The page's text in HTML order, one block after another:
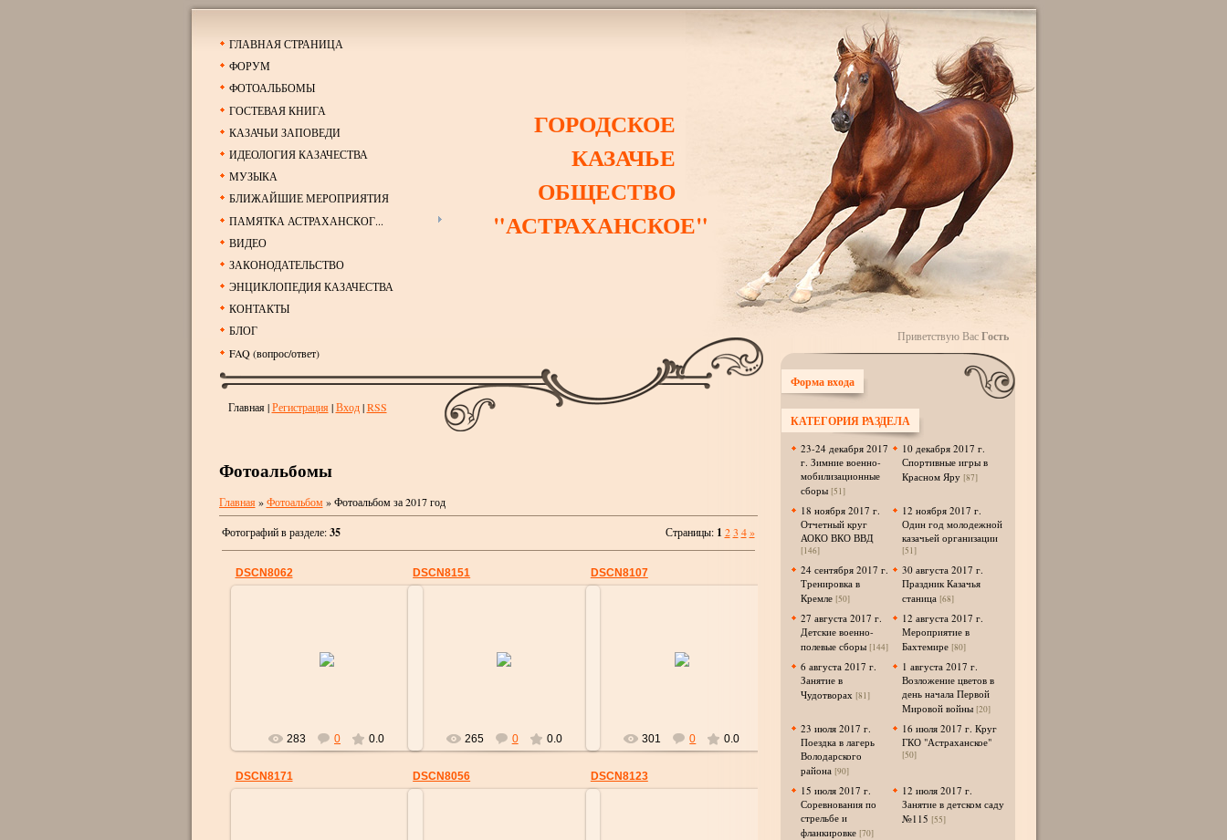
ГЛАВНАЯ СТРАНИЦА
ФОРУМ
ФОТОАЛЬБОМЫ
ГОСТЕВАЯ КНИГА
КАЗАЧЬИ ЗАПОВЕДИ
ИДЕОЛОГИЯ КАЗАЧЕСТВА
МУЗЫКА
БЛИЖАЙШИЕ МЕРОПРИЯТИЯ
ПАМЯТКА АСТРАХАНСКОГ...
ВИДЕО
ЗАКОНОДАТЕЛЬСТВО
ЭНЦИКЛОПЕДИЯ КАЗАЧЕСТВА
КОНТАКТЫ
БЛОГ
FAQ (вопрос/ответ)
ГОРОДСКОЕ
КАЗАЧЬЕ
ОБЩЕСТВО
"АСТРАХАНСКОЕ"
Главная|Регистрация |Вход|RSS
Фотоальбомы
Главная »Фотоальбом» Фотоальбом за 2017 год
Фотографий в разделе:35 Страницы: 1 2 3 4 »
DSCN8062
283 0 0.0
DSCN8151
265 0 0.0
DSCN8107
301 0 0.0
DSCN8171 DSCN8056 DSCN8123
Приветствую Вас Гость
Форма входа
КАТЕГОРИЯ РАЗДЕЛА
23-24 декабря 2017
г. Зимние военно-
мобилизационные
сборы [51]
10 декабря 2017 г.
Спортивные игры в
Красном Яру [87]
18 ноября 2017 г.
Отчетный круг
АОКО ВКО ВВД
[146]
12 ноября 2017 г.
Один год молодежной
казачьей организации
[51]
24 сентября 2017 г.
Тренировка в
Кремле [50]
30 августа 2017 г.
Праздник Казачья
станица [68]
27 августа 2017 г.
Детские военно-
полевые сборы [144]
12 августа 2017 г.
Мероприятие в
Бахтемире [80]
6 августа 2017 г.
Занятие в
Чудотворах [81]
1 августа 2017 г.
Возложение цветов в
день начала Первой
Мировой войны [20]
23 июля 2017 г.
Поездка в лагерь
Володарского
района [90]
16 июля 2017 г. Круг
ГКО "Астраханское"
[50]
15 июля 2017 г.
Соревнования по
стрельбе и
фланкировке [70]
12 июля 2017 г.
Занятие в детском саду
№115 [55]